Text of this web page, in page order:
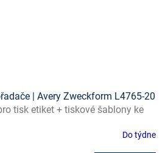
| Avery Zweckform L4765-20
tisk etiket + tiskové šablony ke
Do týdne